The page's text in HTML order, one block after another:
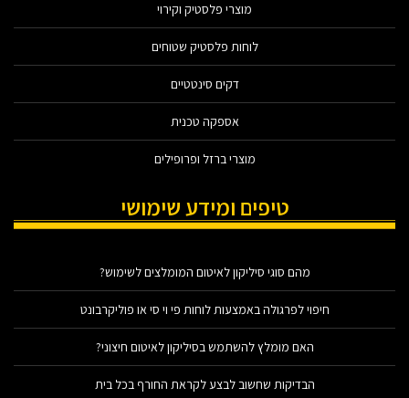
מוצרי פלסטיק וקירוי
לוחות פלסטיק שטוחים
דקים סינטטיים
אספקה טכנית
מוצרי ברזל ופרופילים
טיפים ומידע שימושי
מהם סוגי סיליקון לאיטום המומלצים לשימוש?
חיפוי לפרגולה באמצעות לוחות פי וי סי או פוליקרבונט
האם מומלץ להשתמש בסיליקון לאיטום חיצוני?
הבדיקות שחשוב לבצע לקראת החורף בכל בית